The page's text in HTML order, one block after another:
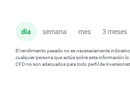
dia semana mes 3 meses
El rendimiento pasado no es necesariamente
cualquier persona que actúe sobre esta información
CFD no son adecuados para todo perfil de